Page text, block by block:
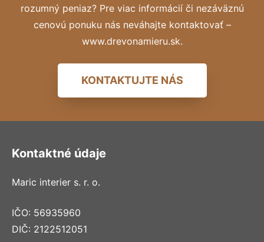
rozumný peniaz? Pre viac informácií či nezáväznú
cenovú ponuku nás neváhajte kontaktovať –
www.drevonamieru.sk.
KONTAKTUJTE NÁS
Kontaktné údaje
Maric interier s. r. o.
IČO: 56935960
DIČ: 2122512051